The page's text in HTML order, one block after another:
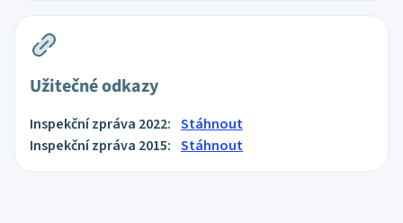
Užitečné odkazy
Inspekční zpráva 2022: Stáhnout
Inspekční zpráva 2015: Stáhnout